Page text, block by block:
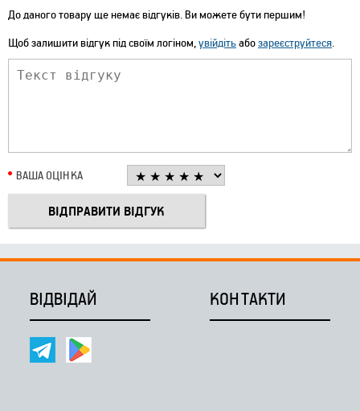
До даного товару ще немає відгуків. Ви можете бути першим!
Щоб залишити відгук під своїм логіном,увійдітьабозареєструйтеся.
ВАША ОЦІНКА
ВІДВІДАЙ КОНТАКТИ